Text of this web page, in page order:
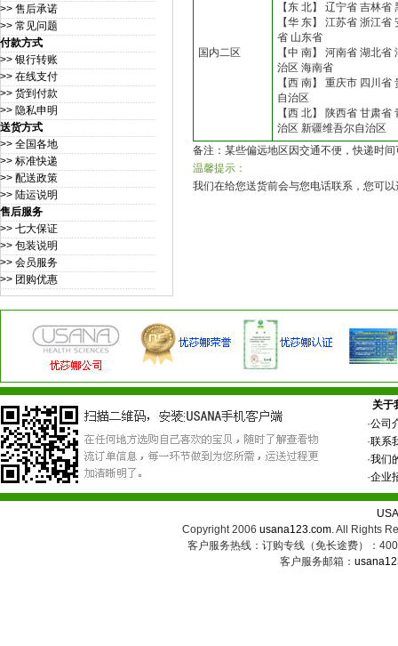
>> 售后承诺
>> 常见问题
付款方式
>> 银行转账
>> 在线支付
>> 货到付款
>> 隐私申明
送货方式
>> 全国各地
>> 标准快递
>> 配送政策
>> 陆运说明
售后服务
>> 七大保证
>> 包装说明
>> 会员服务
>> 团购优惠
国内二区
【东 北】 辽宁省 吉林省
【华 东】 江苏省 浙江省
省 山东省
【中 南】 河南省 湖北省
治区 海南省
【西 南】 重庆市 四川省
自治区
【西 北】 陕西省 甘肃省
治区 新疆维吾尔自治区
备注：某些偏远地区因交通不便，快递时
温馨提示：
我们在给您送货前会与您电话联系，您可
关于
·公司
·联系
·我们
·企业
Copyright 2006 usana123.com. All Rights
客户服务热线：订购专线（免长途费）：
客户服务邮箱：